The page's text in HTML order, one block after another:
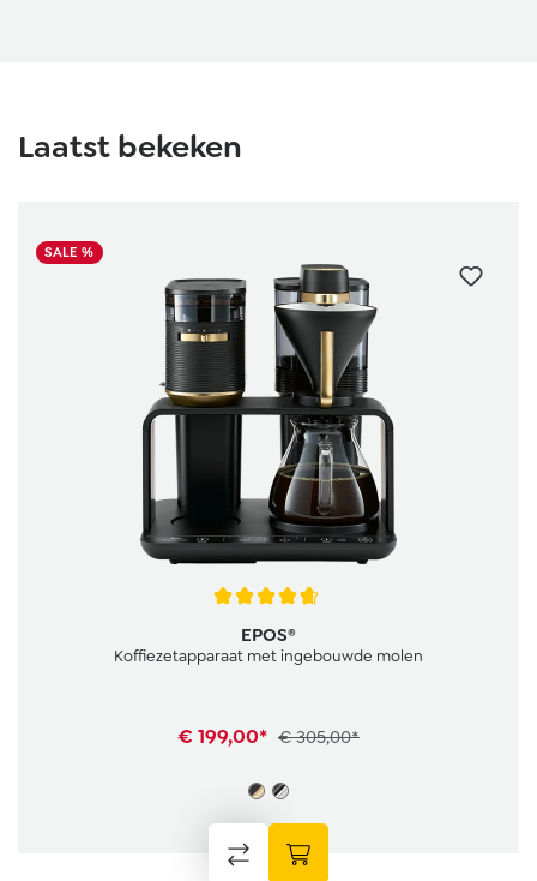
Laatst bekeken
SALE %
EPOS®
Koffiezetapparaat met ingebouwde molen
€ 199,00* € 305,00*